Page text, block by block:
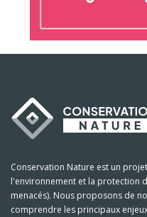
Conservation Nature est un
l'environnement et la protection
menacés). Nous proposons de
comprendre les principaux